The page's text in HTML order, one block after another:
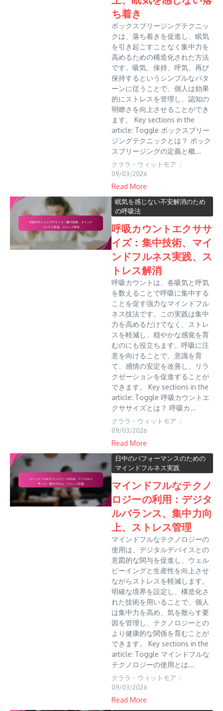
ち着き
ボックスブリージングテクニッ
クは、落ち着きを促進し、眠気
を引き起こすことなく集中力を
高めるための構造化された方法
です。吸気、保持、呼気、再び
保持するというシンプルなパタ
ーンに従うことで、個人は効果
的にストレスを管理し、認知の
明瞭さを向上させることができ
ます。 Key sections in the
article: Toggle ボックスブリー
ジングテクニックとは？ ボック
スブリージングの定義と概...
クララ・ウィットモア
09/03/2026
Read More
眠気を感じない不安解消のため
の呼吸法
呼吸カウントエクササ
イズ：集中技術、マイ
ンドフルネス実践、ス
トレス解消
呼吸カウントは、各吸気と呼気
を数えることで呼吸に集中する
ことを促す強力なマインドフル
ネス技法です。この実践は集中
力を高めるだけでなく、ストレ
スを軽減し、穏やかな感覚を育
むのにも役立ちます。呼吸に注
意を向けることで、意識を育
て、感情の安定を改善し、リラ
クゼーションを促進することが
できます。 Key sections in the
article: Toggle 呼吸カウントエ
クササイズとは？ 呼吸カ...
クララ・ウィットモア
09/03/2026
Read More
日中のパフォーマンスのための
マインドフルネス実践
マインドフルなテクノ
ロジーの利用：デジタ
ルバランス、集中力向
上、ストレス管理
マインドフルなテクノロジーの
使用は、デジタルデバイスとの
意図的な関与を促進し、ウェル
ビーイングと生産性を向上させ
ながらストレスを軽減します。
明確な境界を設定し、構造化さ
れた技術を用いることで、個人
は集中力を高め、気を散らす要
因を管理し、テクノロジーとの
より健康的な関係を育むことが
できます。 Key sections in the
article: Toggle マインドフルな
テクノロジーの使用とは...
クララ・ウィットモア
09/03/2026
Read More